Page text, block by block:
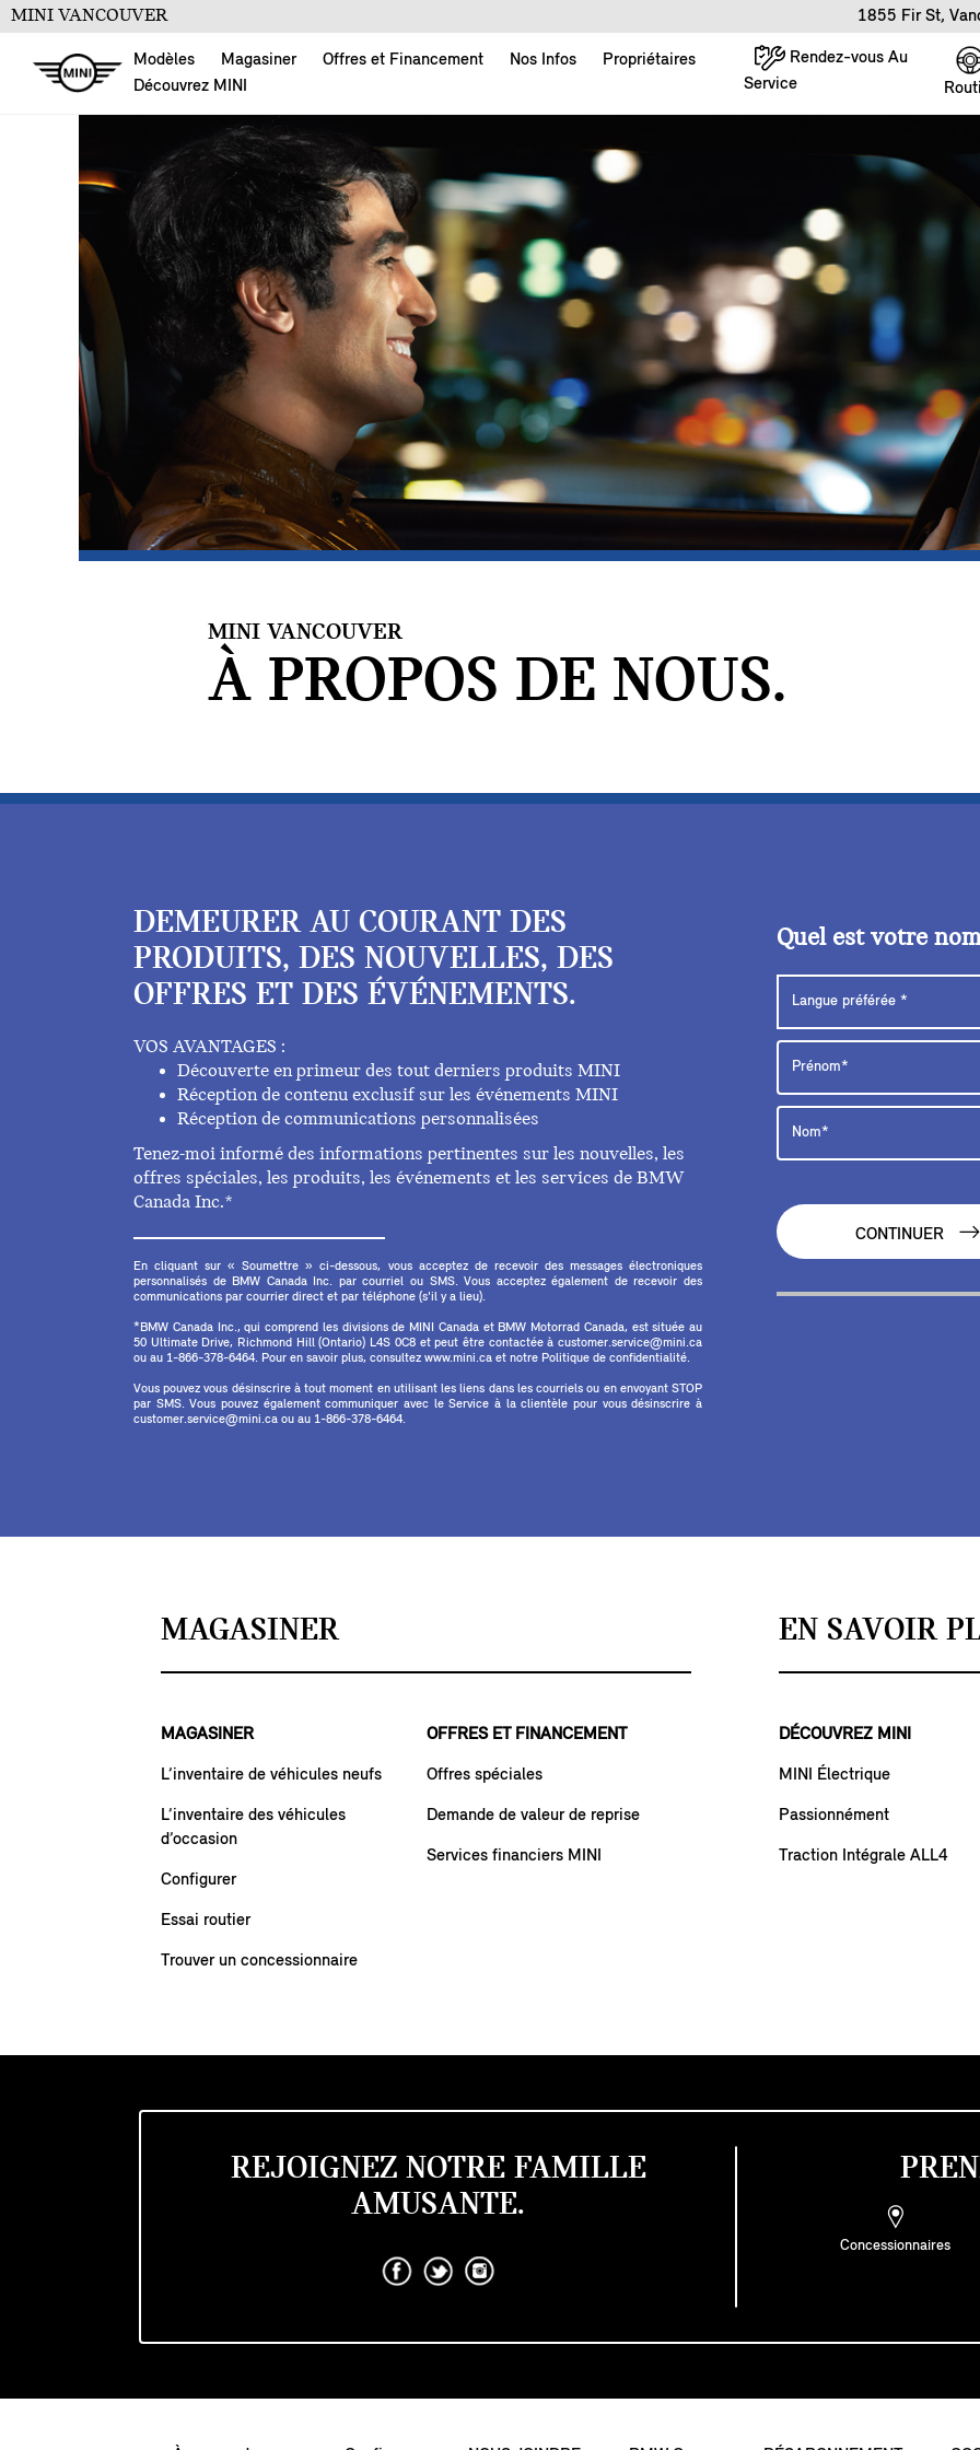
MINI VANCOUVER 1855 Fir St,
Modèles Magasiner Offres et Financement Nos Infos
Propriétaires
Découvrez MINI
Rendez-vous Au
Service
MINI VANCOUVER
À PROPOS DE NOUS.
DEMEURER AU COURANT DES
PRODUITS, DES NOUVELLES, DES
OFFRES ET DES ÉVÉNEMENTS.
VOS AVANTAGES :
Découverte en primeur des tout derniers produits MINI
Réception de contenu exclusif sur les événements MINI
Réception de communications personnalisées
Tenez-moi informé des informations pertinentes sur les nouvelles, les
offres spéciales, les produits, les événements et les services de BMW
Canada Inc.*
En cliquant sur « Soumettre » ci-dessous, vous acceptez de recevoir des messages électroniques
personnalisés de BMW Canada Inc. par courriel ou SMS. Vous acceptez également de recevoir des
communications par courrier direct et par téléphone (s'il y a lieu).
*BMW Canada Inc., qui comprend les divisions de MINI Canada et BMW Motorrad Canada, est située au
50 Ultimate Drive, Richmond Hill (Ontario) L4S 0C8 et peut être contactée à customer.service@mini.ca
ou au 1-866-378-6464. Pour en savoir plus, consultez www.mini.ca et notre Politique de confidentialité.
Vous pouvez vous désinscrire à tout moment en utilisant les liens dans les courriels ou en envoyant STOP
par SMS. Vous pouvez également communiquer avec le Service à la clientèle pour vous désinscrire à
customer.service@mini.ca ou au 1-866-378-6464.
Quel est votre
CONTINUER
MAGASINER
MAGASINER
L’inventaire de véhicules neufs
L’inventaire des véhicules
d’occasion
Configurer
Essai routier
Trouver un concessionnaire
OFFRES ET FINANCEMENT
Offres spéciales
Demande de valeur de reprise
Services financiers MINI
EN SAVOIR
DÉCOUVREZ MINI
MINI Électrique
Passionnément
Traction Intégrale ALL4
REJOIGNEZ NOTRE FAMILLE
AMUSANTE.
Concessionnaires